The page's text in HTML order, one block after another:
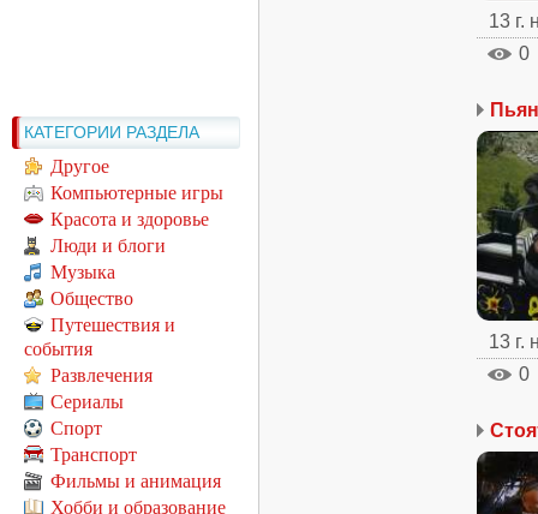
КАТЕГОРИИ РАЗДЕЛА
Другое
Компьютерные игры
Красота и здоровье
Люди и блоги
Музыка
Общество
Путешествия и
события
Развлечения
Сериалы
Спорт
Транспорт
Фильмы и анимация
Хобби и образование
13 г.
0
13 г.
0